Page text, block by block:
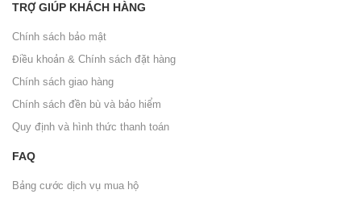
TRỢ GIÚP KHÁCH HÀNG
Chính sách bảo mật
Điều khoản & Chính sách đặt hàng
Chính sách giao hàng
Chính sách đền bù và bảo hiểm
Quy định và hình thức thanh toán
FAQ
Bảng cước dịch vụ mua hộ